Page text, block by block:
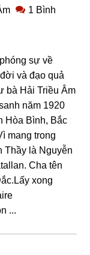
1 Bình
sự về
và đạo quả
bà Hải Triều Âm
năm 1920
Hòa Bình, Bắc
mang trong
Thầy là Nguyễn
Cha tên
xong
...